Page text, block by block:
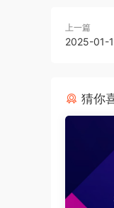
上一篇
2025-01-
猜你